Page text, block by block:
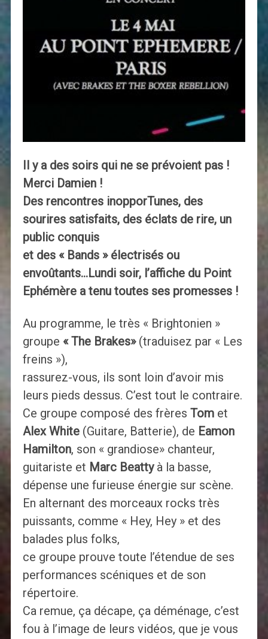
Il y a des soirs qui ne se prévoient pas !
Merci Damien !
Des rencontres inopporTunes, des
sourires satisfaits, des éclats de rire, un
public conquis
et des « Bands » électrisés ou
envoûtants…Lundi soir, l’affiche du Point
Ephémère a tenu toutes ses promesses !
Au programme, le très « Brightonien »
groupe « The Brakes»(traduisez par « Les
freins »),
rassurez-vous, ils sont loin d’avoir mis
leurs pieds dessus. C’est tout le contraire.
Ce groupe composé des frères Tom et
Alex White(Guitare, Batterie), de Eamon
Hamilton, son « grandiose» chanteur,
guitariste et Marc Beattyà la basse,
dépense une furieuse énergie sur scène.
En alternant des morceaux rocks très
puissants, comme « Hey, Hey » et des
balades plus folks,
ce groupe prouve toute l’étendue de ses
performances scéniques et de son
répertoire.
Ca remue, ça décape, ça déménage, c’est
fou à l’image de leurs vidéos, que je vous